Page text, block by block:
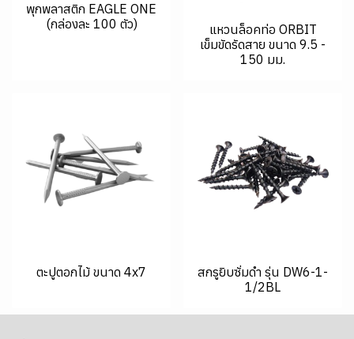
พุกพลาสติก EAGLE ONE
(กล่องละ 100 ตัว)
แหวนล็อคท่อ ORBIT
เข็มขัดรัดสาย ขนาด 9.5 -
150 มม.
ตะปูตอกไม้ ขนาด 4x7
สกรูยิบซั่มดำ รุ่น DW6-1-
1/2BL